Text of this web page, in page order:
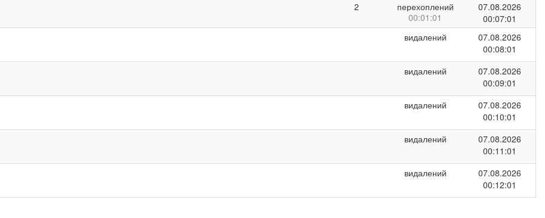
2
перехоплений
00:01:01
07.08.2026
00:07:01
видалений
07.08.2026
00:08:01
видалений
07.08.2026
00:09:01
видалений
07.08.2026
00:10:01
видалений
07.08.2026
00:11:01
видалений
07.08.2026
00:12:01